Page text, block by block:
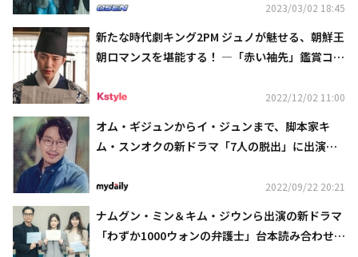
2023/03/02 18:45
新たな時代劇キング2PM ジュノが魅せる、朝鮮王
朝ロマンスを堪能する！ ―「赤い袖先」鑑賞コラ
2022/12/02 11:00
オム・ギジュンからイ・ジュンまで、脚本家キ
ム・スンオクの新ドラマ「7人の脱出」に出演決
2022/09/22 20:21
ナムグン・ミン＆キム・ジウンら出演の新ドラマ
「わずか1000ウォンの弁護士」台本読み合わせ現